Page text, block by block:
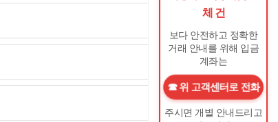
체 건
보다 안전하고 정확한
거래 안내를 위해 입금
계좌는
위 고객센터로 전화
주시면 개별 안내드리고